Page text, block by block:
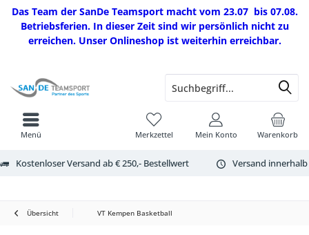
Das Team der SanDe Teamsport macht vom 23.07 bis 07.08.
Betriebsferien. In dieser Zeit sind wir persönlich nicht zu
erreichen. Unser Onlineshop ist weiterhin erreichbar.
Kostenloser Versand ab € 250,- Bestellwert Versand
Warenkorb
Merkzettel Mein Konto
Menü
Übersicht VT Kempen Basketball